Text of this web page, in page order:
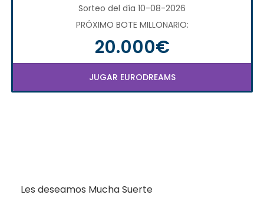
Sorteo del día 10-08-2026
PRÓXIMO BOTE MILLONARIO:
20.000€
JUGAR EURODREAMS
Les deseamos Mucha Suerte